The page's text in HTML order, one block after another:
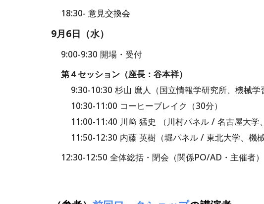
18:30- 意見交換会
9月6日（水）
9:00-9:30 開場・受付
第４セッション（座長：谷本祥）
9:30-10:30 杉山 麿人（国立情報学研究所、機械学
10:30-11:00 コーヒーブレイク（30分）
11:00-11:40 川﨑 猛史 （川村パネル / 名古屋大学
11:50-12:30 内藤 英樹（堀パネル / 東北大学、機
12:30-12:50 全体総括・閉会 （関係PO/AD・主催者）